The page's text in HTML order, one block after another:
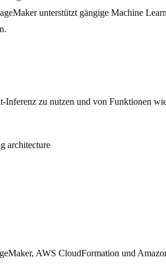
unterstützt gängige Machine
zu nutzen und von Funktionen
AWS CloudFormation und